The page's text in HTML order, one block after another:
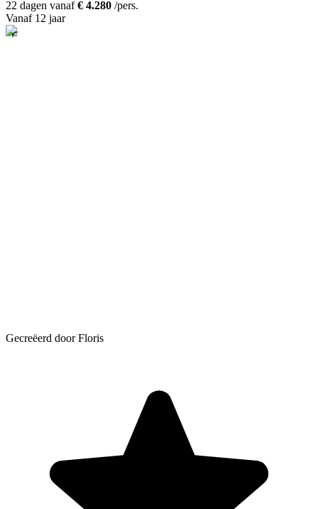
22 dagen vanaf€ 4.280 /pers.
Vanaf 12 jaar
Gecreëerd door Floris